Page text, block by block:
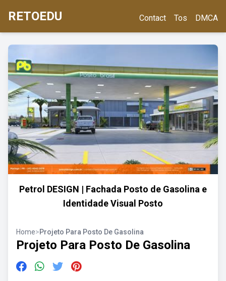
RETOEDU Contact Tos DMCA
Petrol DESIGN | Fachada Posto de Gasolina e
Identidade Visual Posto
Home>Projeto Para Posto De Gasolina
Projeto Para Posto De Gasolina